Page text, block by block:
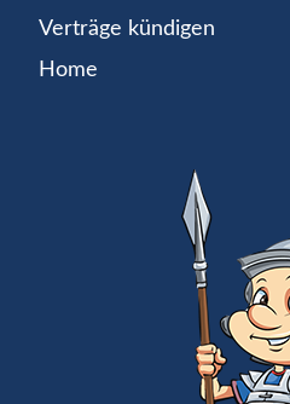
Verträge kündigen
Home